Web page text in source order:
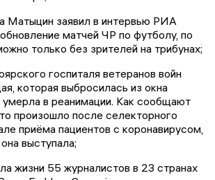
Матыцин заявил в интервью РИА
матчей ЧР по футболу, по
только без зрителей на трибунах;
госпиталя ветеранов войн
которая выбросилась из окна
умерла в реанимации. Как сообщают
произошло после селекторного
приёма пациентов с коронавирусом,
выступала;
жизни 55 журналистов в 23 странах